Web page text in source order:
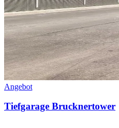
Angebot
Tiefgarage Brucknertower